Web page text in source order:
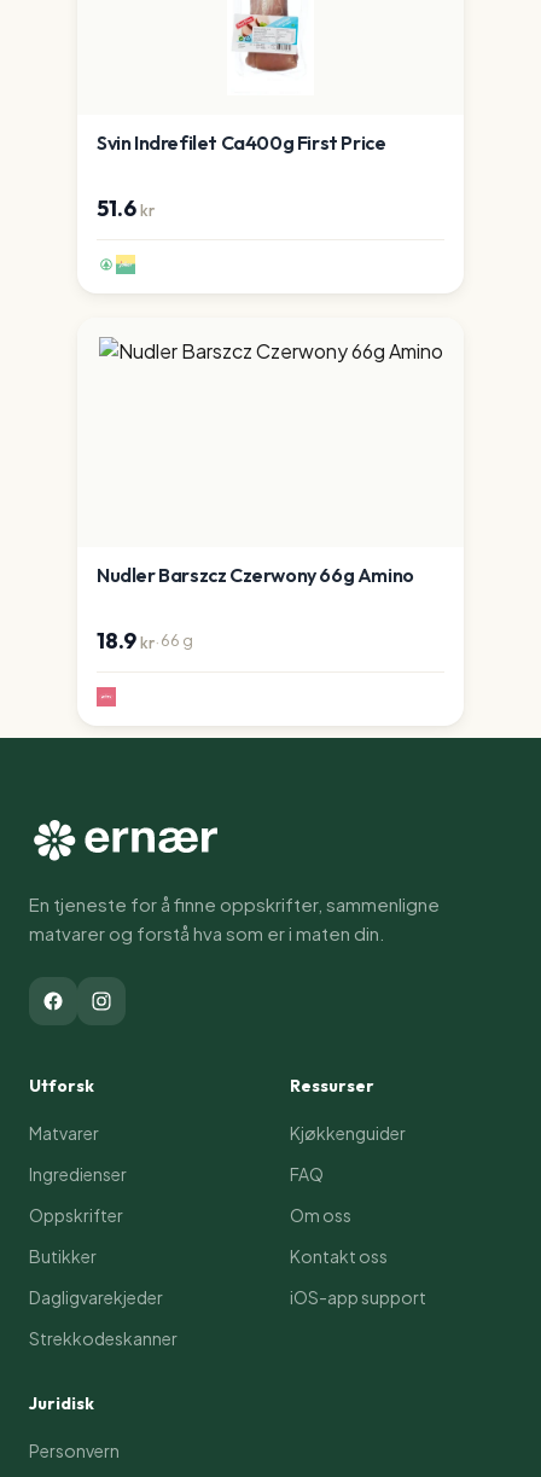
Svin Indrefilet Ca400g First Price
51.6kr
Nudler Barszcz Czerwony 66g Amino
18.9kr·66 g
En tjeneste for å finne oppskrifter, sammenligne
matvarer og forstå hva som er i maten din.
Utforsk
Matvarer
Ingredienser
Oppskrifter
Butikker
Dagligvarekjeder
Strekkodeskanner
Ressurser
Kjøkkenguider
FAQ
Om oss
Kontakt oss
iOS-app support
Juridisk
Personvern